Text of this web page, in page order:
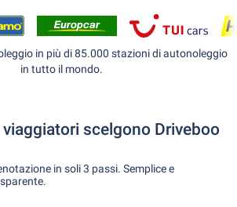
in più di 85.000 stazioni di autonoleggio
in tutto il mondo.
scelgono Driveboo
in soli 3 passi. Semplice e